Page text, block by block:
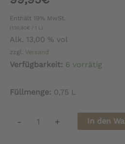
Enthält 19% MwSt.
(130,60€ / 1 L)
Alk. 13,00 % vol
zzgl. Versand
Verfügbarkeit: 6 vorrätig
Füllmenge: 0,75 L
-
Champagne
+ In den